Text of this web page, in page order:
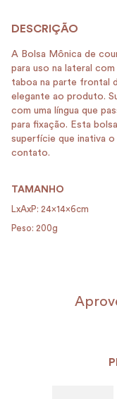
A Bolsa Mônica de
para uso na lateral
taboa na parte frontal
elegante ao produto.
com uma língua que
para fixação. Esta
superfície que inativa
contato.
TAMANHO
LxAxP: 24x14x6cm
Peso: 200g